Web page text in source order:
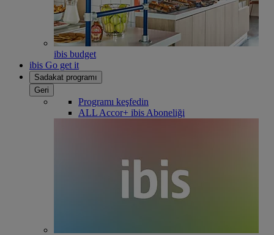
ibis budget
ibis Go get it
Sadakat programı
Geri
Programı keşfedin
ALL Accor+ ibis Aboneliği